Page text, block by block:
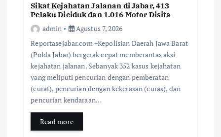
Sikat Kejahatan Jalanan di Jabar, 413
Pelaku Diciduk dan 1.016 Motor Disita
admin
Agustus 7, 2026
Reportasejabar.com +Kepolisian Daerah Jawa Barat
(Polda Jabar) bergerak cepat memberantas aksi
kejahatan jalanan. Sebanyak 352 kasus kejahatan
yang meliputi pencurian dengan pemberatan
(curat), pencurian dengan kekerasan (curas), dan
pencurian kendaraan…
Read more